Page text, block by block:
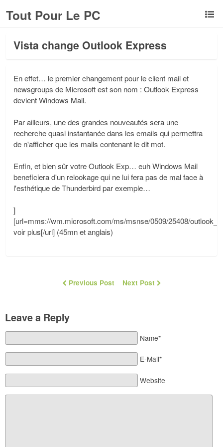
Tout Pour Le PC
Vista change Outlook Express
En effet… le premier changement pour le client mail et
newsgroups de Microsoft est son nom : Outlook Express
devient Windows Mail.
Par ailleurs, une des grandes nouveautés sera une
recherche quasi instantanée dans les emails qui permettra
de n'afficher que les mails contenant le dit mot.
Enfin, et bien sûr votre Outlook Exp… euh Windows Mail
beneficiera d'un relookage qui ne lui fera pas de mal face à
l'esthétique de Thunderbird par exemple…
]
[url=mms://wm.microsoft.com/ms/msnse/0509/25408/
voir plus[/url] (45mn et anglais)
Previous Post Next Post
Leave a Reply
Name*
E-Mail*
Website